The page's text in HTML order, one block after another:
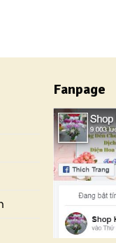
Fanpage